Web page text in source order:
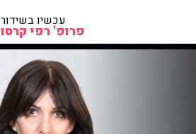
עכשיו בשידור
פרופ' רפי קרסו